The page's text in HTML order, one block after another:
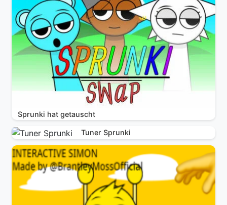
Sprunki hat getauscht
Tuner Sprunki